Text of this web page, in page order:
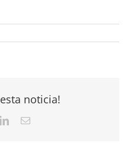
noticia!
LinkedInCorreo